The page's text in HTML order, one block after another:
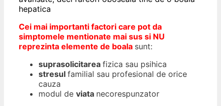
hepatica
Cei mai importanti factori care pot da
simptomele mentionate mai sus si NU
reprezinta elemente de boala sunt:
suprasolicitarea fizica sau psihica
stresul familial sau profesional de orice
cauza
modul de viata necorespunzator